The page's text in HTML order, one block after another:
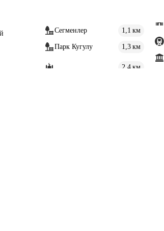
Сегменлер 1,1 км
Парк Кугулу 1,3 км
2,4 км